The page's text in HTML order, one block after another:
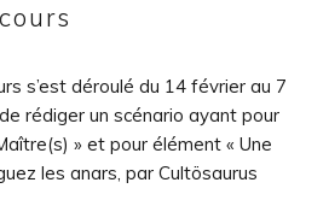
s’est déroulé du 14 février au 7
rédiger un scénario ayant pour
» et pour élément « Une
les anars, par Cultösaurus